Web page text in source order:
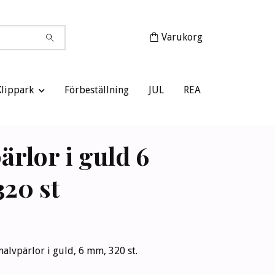
Varukorg
Förbeställning JUL
REA
i guld 6
st
i guld, 6 mm, 320 st.